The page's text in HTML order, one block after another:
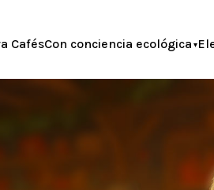
CafésCon conciencia ecológica